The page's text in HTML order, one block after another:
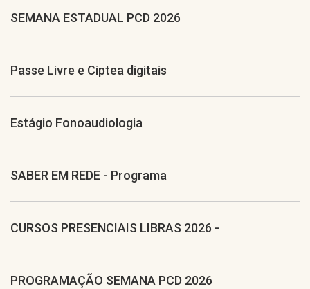
SEMANA ESTADUAL PCD 2026
Passe Livre e Ciptea digitais
Estágio Fonoaudiologia
SABER EM REDE - Programa
CURSOS PRESENCIAIS LIBRAS 2026 -
PROGRAMAÇÃO SEMANA PCD 2026